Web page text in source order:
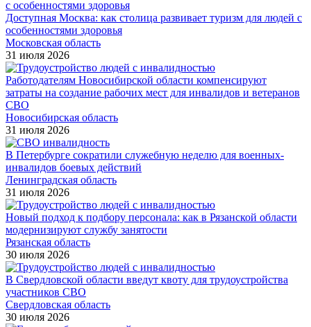
Доступная Москва: как столица развивает туризм для людей с
особенностями здоровья
Московская область
31 июля 2026
Работодателям Новосибирской области компенсируют
затраты на создание рабочих мест для инвалидов и ветеранов
СВО
Новосибирская область
31 июля 2026
В Петербурге сократили служебную неделю для военных-
инвалидов боевых действий
Ленинградская область
31 июля 2026
Новый подход к подбору персонала: как в Рязанской области
модернизируют службу занятости
Рязанская область
30 июля 2026
В Свердловской области введут квоту для трудоустройства
участников СВО
Свердловская область
30 июля 2026